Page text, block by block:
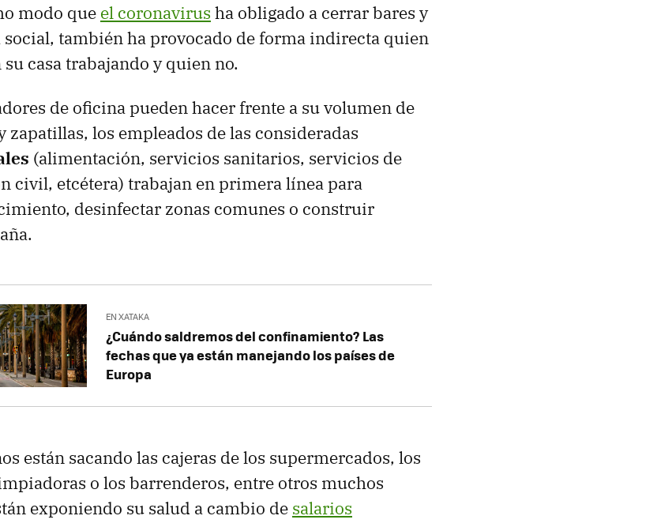
modo que el coronavirus ha obligado a cerrar bares y
también ha provocado de forma indirecta quien
casa trabajando y quien no.
de oficina pueden hacer frente a su volumen de
zapatillas, los empleados de las consideradas
(alimentación, servicios sanitarios, servicios de
civil, etcétera) trabajan en primera línea para
desinfectar zonas comunes o construir
EN XATAKA
¿Cuándo saldremos del confinamiento? Las
fechas que ya están manejando los países de
Europa
están sacando las cajeras de los supermercados, los
o los barrenderos, entre otros muchos
exponiendo su salud a cambio de salarios